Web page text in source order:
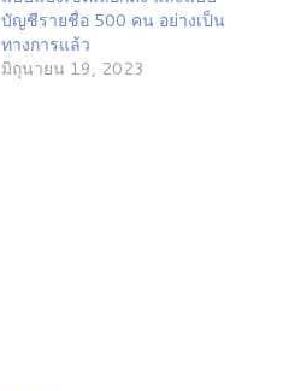
บัญชีรายชื่อ 500 คน อย่างเป็น
ทางการแล้ว
มิถุนายน 19, 2023